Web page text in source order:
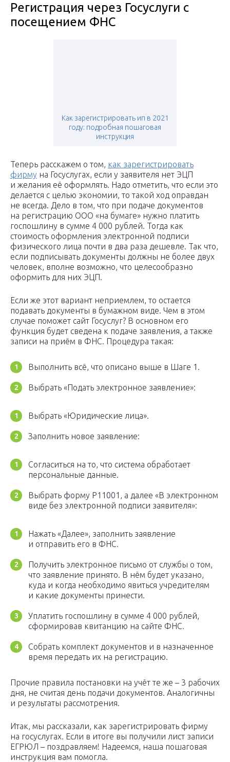
Регистрация через Госуслуги с
посещением ФНС
Как зарегистрировать ип в 2021
году: подробная пошаговая
инструкция
Теперь расскажем о том, как зарегистрировать
фирму на Госуслугах, если у заявителя нет ЭЦП
и желания её оформлять. Надо отметить, что если это
делается с целью экономии, то такой ход оправдан
не всегда. Дело в том, что при подаче документов
на регистрацию ООО «на бумаге» нужно платить
госпошлину в сумме 4 000 рублей. Тогда как
стоимость оформления электронной подписи
физического лица почти в два раза дешевле. Так что,
если подписывать документы должны не более двух
человек, вполне возможно, что целесообразно
оформить для них ЭЦП.
Если же этот вариант неприемлем, то остается
подавать документы в бумажном виде. Чем в этом
случае поможет сайт Госуслуг? В основном его
функция будет сведена к подаче заявления, а также
записи на приём в ФНС. Процедура такая:
Выполнить всё, что описано выше в Шаге 1.
Выбрать «Подать электронное заявление»:
Выбрать «Юридические лица».
Заполнить новое заявление:
Согласиться на то, что система обработает
персональные данные.
Выбрать форму Р11001, а далее «В электронном
виде без электронной подписи заявителя»:
Нажать «Далее», заполнить заявление
и отправить его в ФНС.
Получить электронное письмо от службы о том,
что заявление принято. В нём будет указано,
куда и когда необходимо явиться учредителям
и какие документы принести.
Уплатить госпошлину в сумме 4 000 рублей,
сформировав квитанцию на сайте ФНС.
Собрать комплект документов и в назначенное
время передать их на регистрацию.
Прочие правила постановки на учёт те же – 3 рабочих
дня, не считая день подачи документов. Аналогичны
и результаты рассмотрения.
Итак, мы рассказали, как зарегистрировать фирму
на госуслугах. Если в итоге вы получили лист записи
ЕГРЮЛ – поздравляем! Надеемся, наша пошаговая
инструкция вам помогла.